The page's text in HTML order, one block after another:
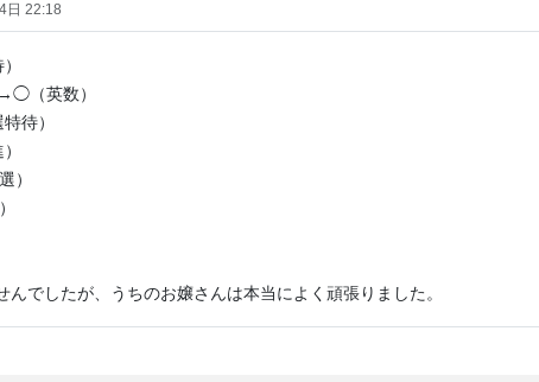
日 22:18
（英数）
待）
）
んでしたが、うちのお嬢さんは本当によく頑張りました。